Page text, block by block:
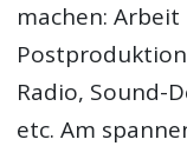
machen:
Radio, Sound-
etc. Am